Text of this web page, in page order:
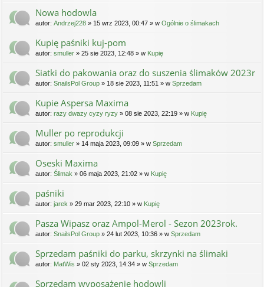
Nowa hodowla
autor: Andrzej228 » 15 wrz 2023, 00:47 » w Ogólnie o ślimakach
Kupię paśniki kuj-pom
autor: smuller » 25 sie 2023, 12:48 » w Kupię
Siatki do pakowania oraz do suszenia ślimaków 2023r
autor: SnailsPol Group » 18 sie 2023, 11:51 » w Sprzedam
Kupie Aspersa Maxima
autor: razy dwazy cyzy ryzy » 08 sie 2023, 22:19 » w Kupię
Muller po reprodukcji
autor: smuller » 14 maja 2023, 09:09 » w Sprzedam
Oseski Maxima
autor: Ślimak » 06 maja 2023, 21:02 » w Kupię
paśniki
autor: jarek » 29 mar 2023, 22:10 » w Kupię
Pasza Wipasz oraz Ampol-Merol - Sezon 2023rok.
autor: SnailsPol Group » 24 lut 2023, 10:36 » w Sprzedam
Sprzedam paśniki do parku, skrzynki na ślimaki
autor: MatWis » 02 sty 2023, 14:34 » w Sprzedam
Sprzedam wyposażenie hodowli